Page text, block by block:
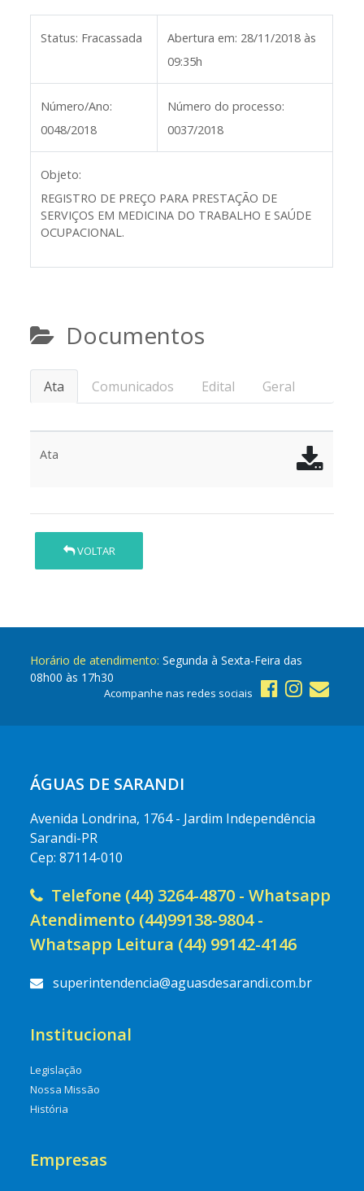
Status: Fracassada Abertura em: 28/11/2018 às
09:35h
Número/Ano:
0048/2018
Número do processo:
0037/2018
Objeto:
REGISTRO DE PREÇO PARA PRESTAÇÃO DE
SERVIÇOS EM MEDICINA DO TRABALHO E SAÚDE
OCUPACIONAL.
Documentos
Ata Comunicados Edital Geral
Ata
VOLTAR
Horário de atendimento: Segunda à Sexta-Feira das
08h00 às 17h30
Acompanhe nas redes sociais
ÁGUAS DE SARANDI
Avenida Londrina, 1764 - Jardim Independência
Sarandi-PR
Cep: 87114-010
Telefone (44) 3264-4870 - Whatsapp
Atendimento (44)99138-9804 -
Whatsapp Leitura (44) 99142-4146
superintendencia@aguasdesarandi.com.br
Institucional
Legislação
Nossa Missão
História
Empresas